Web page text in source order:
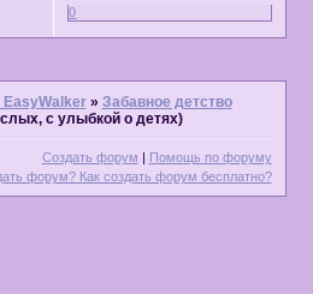
0
EasyWalker » Забавное детство
с улыбкой о детях)
Создать форум | Помощь по форуму